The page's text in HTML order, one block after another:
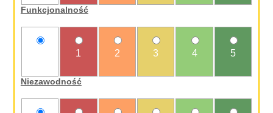
Funkcjonalność
1 2 3 4 5
Niezawodność